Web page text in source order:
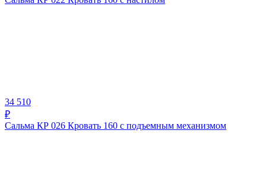
34 510
₽
Сальма КР 026 Кровать 160 с подъемным механизмом